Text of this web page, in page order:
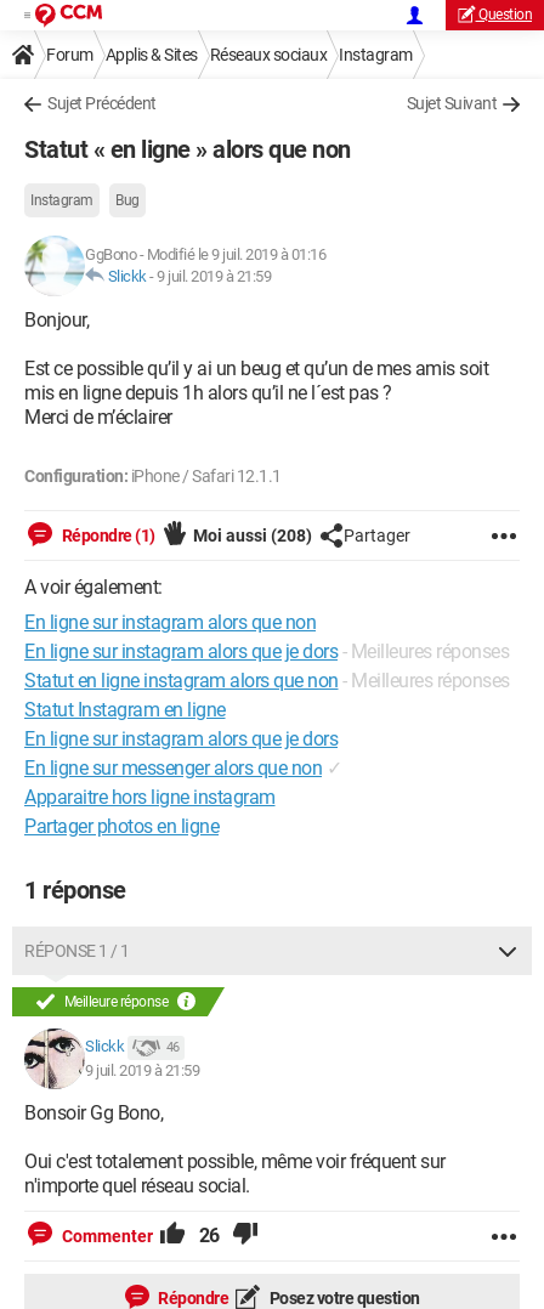
Question
Forum Applis & Sites Réseaux sociaux Instagram
Sujet Précédent Sujet Suivant
Statut « en ligne » alors que non
Instagram Bug
GgBono- Modifié le 9 juil. 2019 à 01:16
Slickk-9 juil. 2019 à 21:59
Bonjour,
Est ce possible qu’il y ai un beug et qu’un de mes amis soit
mis en ligne depuis 1h alors qu’il ne l´est pas ?
Merci de m’éclairer
Configuration: iPhone / Safari 12.1.1
Répondre (1) Moi aussi (208) Partager
A voir également:
En ligne sur instagram alors que non
En ligne sur instagram alors que je dors - Meilleures réponses
Statut en ligne instagram alors que non - Meilleures réponses
Statut Instagram en ligne
En ligne sur instagram alors que je dors
En ligne sur messenger alors que non ✓
Apparaitre hors ligne instagram
Partager photos en ligne
1 réponse
RÉPONSE 1 / 1
Meilleure réponse
Slickk 46
9 juil. 2019 à 21:59
Bonsoir Gg Bono,
Oui c'est totalement possible, même voir fréquent sur
n'importe quel réseau social.
Commenter 26
Répondre Posez votre question